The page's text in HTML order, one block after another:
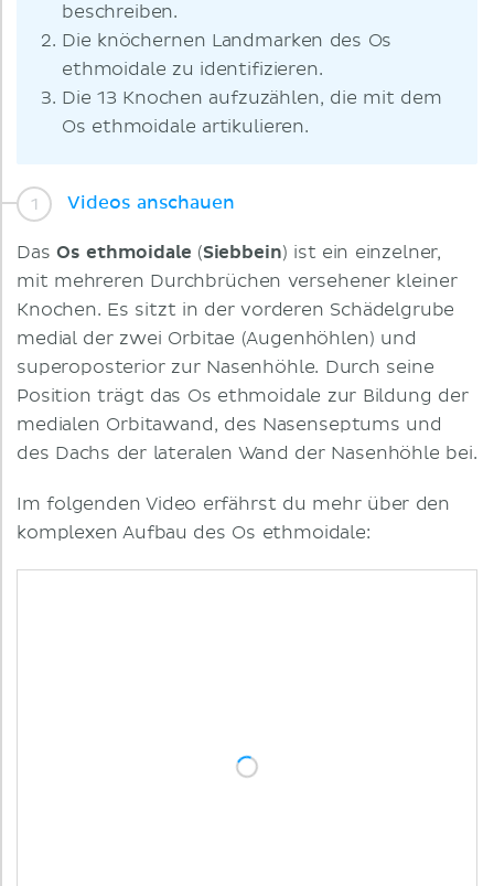
beschreiben.
Die knöchernen Landmarken des Os
ethmoidale zu identifizieren.
Die 13 Knochen aufzuzählen, die mit dem
Os ethmoidale artikulieren.
Videos anschauen
Das Os ethmoidale (Siebbein) ist ein einzelner,
mit mehreren Durchbrüchen versehener kleiner
Knochen. Es sitzt in der vorderen Schädelgrube
medial der zwei Orbitae (Augenhöhlen) und
superoposterior zur Nasenhöhle. Durch seine
Position trägt das Os ethmoidale zur Bildung der
medialen Orbitawand, des Nasenseptums und
des Dachs der lateralen Wand der Nasenhöhle bei.
Im folgenden Video erfährst du mehr über den
komplexen Aufbau des Os ethmoidale: